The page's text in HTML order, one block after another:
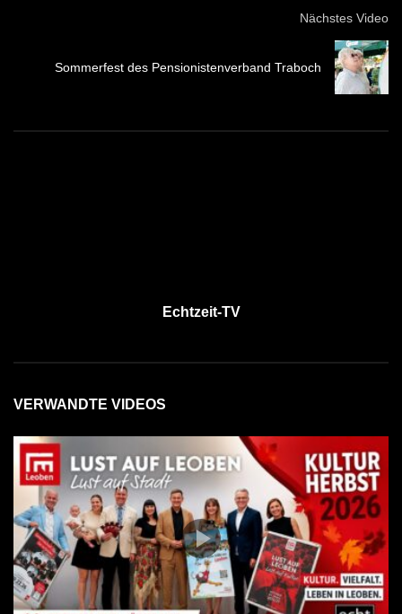
Nächstes Video
Sommerfest des Pensionistenverband Traboch
Echtzeit-TV
VERWANDTE VIDEOS